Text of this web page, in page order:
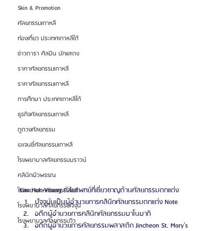
Skin & Promotion
ศัลยกรรมเกาหลี
ท่องเที่ยว ประเทศเกาหลีใต้
ข่าวดารา ศิลปิน นักแสดง
ราคาศัลยกรรมเกาหลี
ราคาศัลยกรรมเกาหลี
การศึกษา ประเทศเกาหลีใต้
ธุรกิจศัลยกรรมเกาหลี
ดูดวงศัลยกรรม
เอเจนซี่ศัลยกรรมเกาหลี
โรงพยาบาลศัลยกรรมบราวน์
คลินิกผิวพรรณ
โรงพยาบาลศัลยกรรมไอดี
โรงพยาบาลศัลยกรรมเจจุน
โรงพยาบาลศัลยกรรมวิว
Kim Hak-Young ศัลยแพทย์ที่เชี่ยวชาญด้านศัลยกรรมตกแต่ง
ปัจจุบันเป็นผู้อำนวยการคลินิกศัลยกรรมตกแต่ง Note
อดีตผู้อำนวยการคลินิกศัลยกรรมบาโนบากิ
อดีตผู้อำนวยการศัลยกรรมพลาสติก Jincheon St. Mary’s